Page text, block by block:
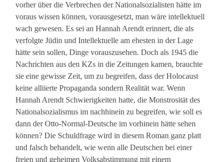
vorher über die Verbrechen der Nationalsozialisten hätte im
voraus wissen können, vorausgesetzt, man wäre intellektuell
wach gewesen. Es sei an Hannah Arendt erinnert, die als
verfolgte Jüdin und Intellektuelle am ehesten in der Lage
hätte sein sollen, Dinge vorauszusehen. Doch als 1945 die
Nachrichten aus den KZs in die Zeitungen kamen, brauchte
sie eine gewisse Zeit, um zu begreifen, dass der Holocaust
keine alliierte Propaganda sondern Realität war. Wenn
Hannah Arendt Schwierigkeiten hatte, die Monstrosität des
Nationalsozialismus im nachhinein zu begreifen, wie soll es
dann der Otto-Normal-Deutsche im vorhinein hätte sehen
können? Die Schuldfrage wird in diesem Roman ganz platt
und falsch behandelt, wie wenn alle Deutschen bei einer
freien und geheimen Volksabstimmung mit einem